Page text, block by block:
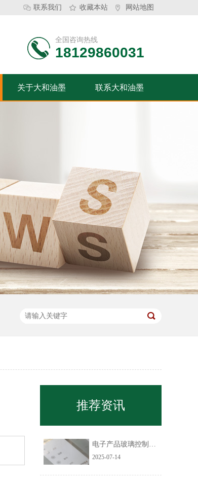
联系我们 收藏本站 网站地图
全国咨询热线
18129860031
关于大和油墨 联系大和油墨
推荐资讯
电子产品玻璃控制面板丝印油墨
2025-07-14